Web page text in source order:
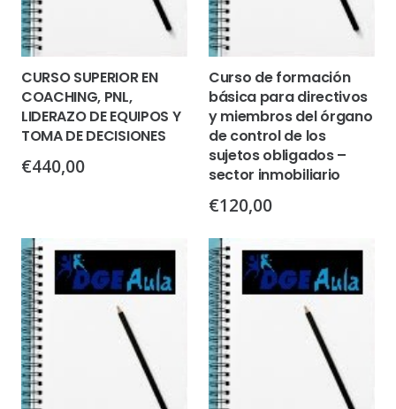
CURSO SUPERIOR EN
COACHING, PNL,
LIDERAZO DE EQUIPOS Y
TOMA DE DECISIONES
€440,00
Curso de formación
básica para directivos
y miembros del órgano
de control de los
sujetos obligados –
sector inmobiliario
€120,00